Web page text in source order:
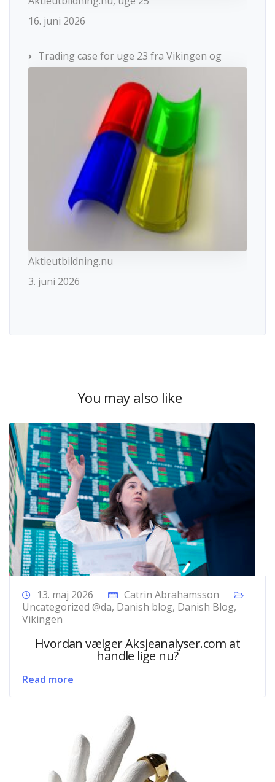
16. juni 2026
Trading case for uge 23 fra Vikingen og
Aktieutbildning.nu
3. juni 2026
You may also like
13. maj 2026
Catrin Abrahamsson
Uncategorized @da, Danish blog, Danish Blog,
Vikingen
Hvordan vælger Aksjeanalyser.com at
handle lige nu?
Read more